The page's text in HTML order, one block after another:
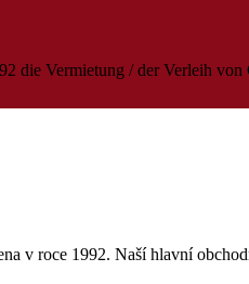
die Vermietung / der Verleih
v roce 1992. Naší hlavní